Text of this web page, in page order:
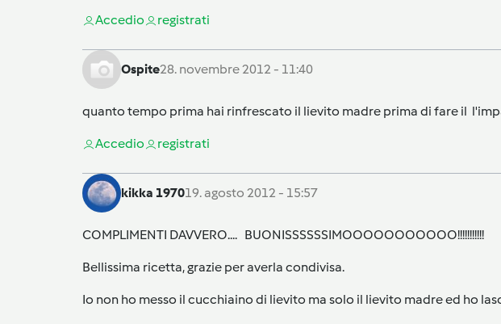
Accedio registrati
Ospite28. novembre 2012 - 11:40
quanto tempo prima hai rinfrescato il lievito madre prima di fare il
Accedio registrati
kikka 197019. agosto 2012 - 15:57
COMPLIMENTI DAVVERO.... BUONISSSSSSIMOOOOOOOOOOO!!!!!!!!!!!
Bellissima ricetta, grazie per averla condivisa.
Io non ho messo il cucchiaino di lievito ma solo il lievito madre ed ho